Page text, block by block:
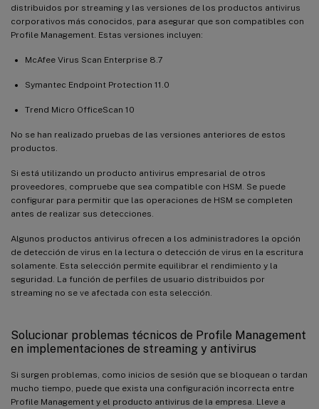
distribuidos por streaming y las versiones de los productos antivirus
corporativos más conocidos, para asegurar que son compatibles con
Profile Management. Estas versiones incluyen:
McAfee Virus Scan Enterprise 8.7
Symantec Endpoint Protection 11.0
Trend Micro OfficeScan 10
No se han realizado pruebas de las versiones anteriores de estos
productos.
Si está utilizando un producto antivirus empresarial de otros
proveedores, compruebe que sea compatible con HSM. Se puede
configurar para permitir que las operaciones de HSM se completen
antes de realizar sus detecciones.
Algunos productos antivirus ofrecen a los administradores la opción
de detección de virus en la lectura o detección de virus en la escritura
solamente. Esta selección permite equilibrar el rendimiento y la
seguridad. La función de perfiles de usuario distribuidos por
streaming no se ve afectada con esta selección.
Solucionar problemas técnicos de Profile Management
en implementaciones de streaming y antivirus
Si surgen problemas, como inicios de sesión que se bloquean o tardan
mucho tiempo, puede que exista una configuración incorrecta entre
Profile Management y el producto antivirus de la empresa. Lleve a